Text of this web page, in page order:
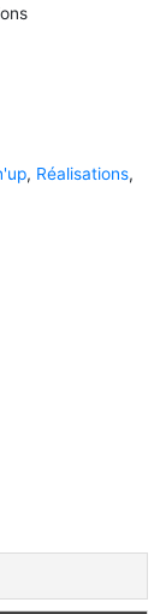
, Réalisations,